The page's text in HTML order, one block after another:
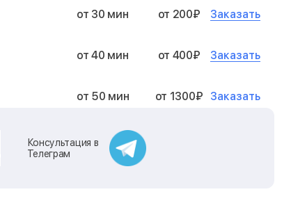
от 30 мин от 200₽ Заказать
от 40 мин от 400₽ Заказать
от 50 мин от 1300₽ Заказать
от 40 мин
Консультация в
Телеграм